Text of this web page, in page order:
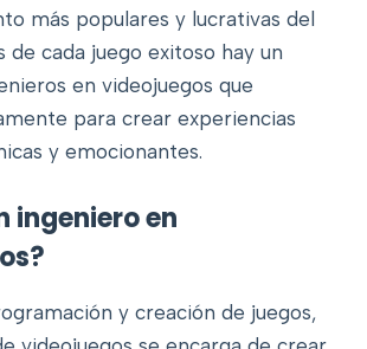
más populares y lucrativas del
de cada juego exitoso hay un
en videojuegos que
para crear experiencias
y emocionantes.
ingeniero en
y creación de juegos,